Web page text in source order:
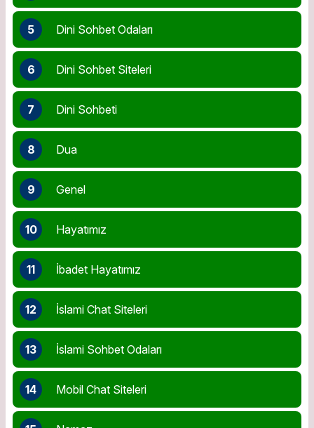
5 Dini Sohbet Odaları
6 Dini Sohbet Siteleri
7 Dini Sohbeti
8 Dua
9 Genel
10 Hayatımız
11 İbadet Hayatımız
12 İslami Chat Siteleri
13 İslami Sohbet Odaları
14 Mobil Chat Siteleri